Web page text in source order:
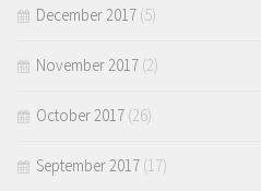
December 2017 (5)
November 2017 (2)
October 2017 (26)
September 2017 (17)